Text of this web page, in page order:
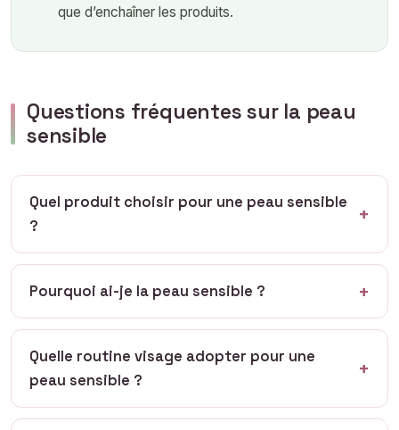
que d’enchaîner les produits.
Questions fréquentes sur la peau
sensible
Quel produit choisir pour une peau sensible
?
Pourquoi ai-je la peau sensible ?
Quelle routine visage adopter pour une
peau sensible ?